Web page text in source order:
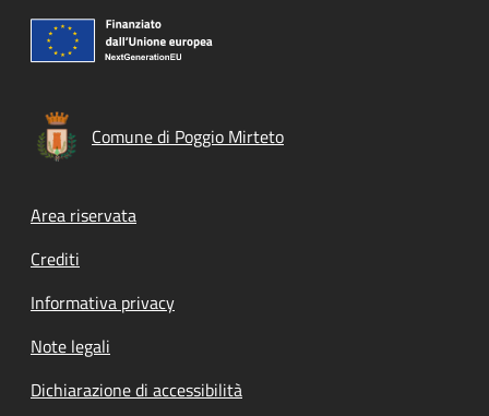
Comune di Poggio Mirteto
Footer menu
Area riservata
Crediti
Informativa privacy
Note legali
Dichiarazione di accessibilità